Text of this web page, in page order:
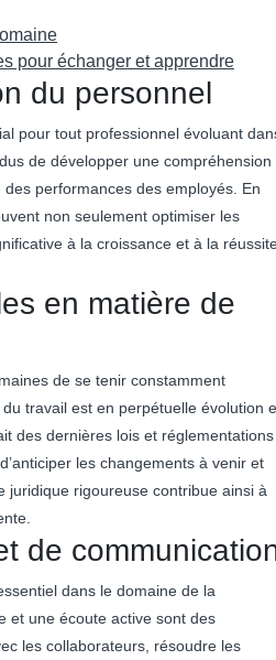
pour échanger et apprendre
du personnel
pour tout professionnel évoluant
de développer une compréhension
performances des employés. En
non seulement optimiser les
à la croissance et à la
en matière de
de se tenir constamment
travail est en perpétuelle évolution
des dernières lois et réglementations
les changements à venir et
juridique rigoureuse contribue ainsi à
de
dans le domaine de la
et une écoute active sont des
les collaborateurs, résoudre les